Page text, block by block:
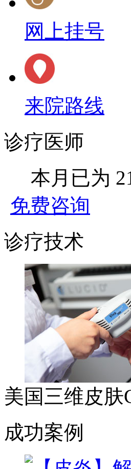
网上挂号
来院路线
诊疗医师
本月已为
免费咨询
诊疗技术
美国三维皮肤
成功案例